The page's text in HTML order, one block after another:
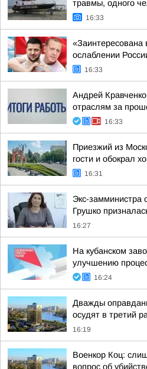
травмы, одного
16:33
ослаблении
16:33
Андрей
отраслям за
16:33
Приезжий из
гости и обокрал
16:31
Экс-замминистра
Грушко
16:27
На кубанском
улучшению
16:24
Дважды
осудят в третий
16:19
Военкор Коц:
вопрос об